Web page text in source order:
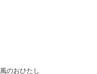
のおひたし